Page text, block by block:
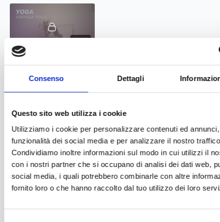
Consenso Dettagli
Questo sito web utilizza i cookie
Utilizziamo i cookie per personalizzare contenuti ed
funzionalità dei social media e per analizzare il nostro
Condividiamo inoltre informazioni sul modo in cui utilizzi il
con i nostri partner che si occupano di analisi dei dati web,
social media, i quali potrebbero combinarle con altre
fornito loro o che hanno raccolto dal tuo utilizzo dei loro
36:01
Pilates Sculpt #1
09:56
Stretching #29
Giovedì